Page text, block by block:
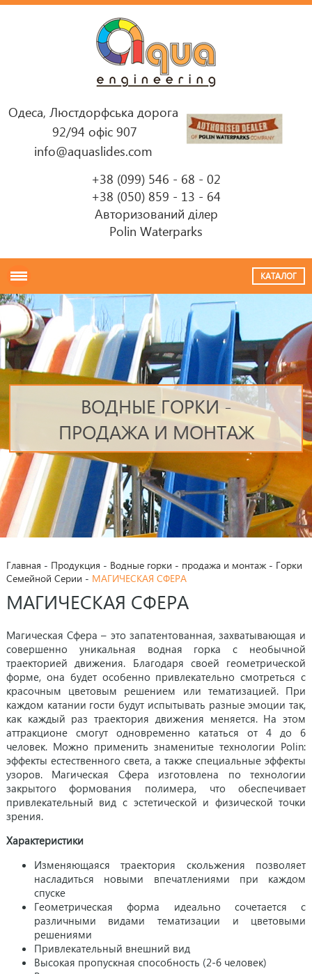
Одеса, Люстдорфська дорога
92/94 офіс 907
info@aquaslides.com
+38 (099) 546 - 68 - 02
+38 (050) 859 - 13 - 64
Авторизований ділер
Polin Waterparks
КАТАЛОГ
ВОДНЫЕ ГОРКИ -
ПРОДАЖА И МОНТАЖ
Главная - Продукция - Водные горки - продажа и монтаж- Горки
Семейной Серии - МАГИЧЕСКАЯ СФЕРА
МАГИЧЕСКАЯ СФЕРА
Магическая Сфера – это запатентованная, захватывающая и
совершенно уникальная водная горка с необычной
траекторией движения. Благодаря своей геометрической
форме, она будет особенно привлекательно смотреться с
красочным цветовым решением или тематизацией. При
каждом катании гости будут испытывать разные эмоции так,
как каждый раз траектория движения меняется. На этом
аттракционе смогут одновременно кататься от 4 до 6
человек. Можно применить знаменитые технологии Polin:
эффекты естественного света, а также специальные эффекты
узоров. Магическая Сфера изготовлена по технологии
закрытого формования полимера, что обеспечивает
привлекательный вид с эстетической и физической точки
зрения.
Характеристики
Изменяющаяся траектория скольжения позволяет
насладиться новыми впечатлениями при каждом
спуске
Геометрическая форма идеально сочетается с
различными видами тематизации и цветовыми
решениями
Привлекательный внешний вид
Высокая пропускная способность (2-6 человек)